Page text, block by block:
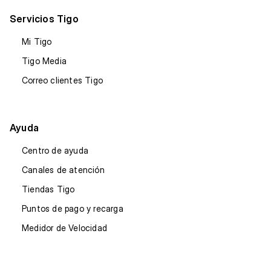
Servicios Tigo
Mi Tigo
Tigo Media
Correo clientes Tigo
Ayuda
Centro de ayuda
Canales de atención
Tiendas Tigo
Puntos de pago y recarga
Medidor de Velocidad